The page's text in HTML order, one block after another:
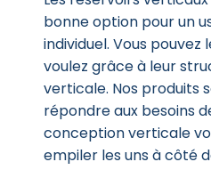
bonne option pour un
individuel. Vous pouvez
voulez grâce à leur
verticale. Nos produits
répondre aux besoins
conception verticale
empiler les uns à côté